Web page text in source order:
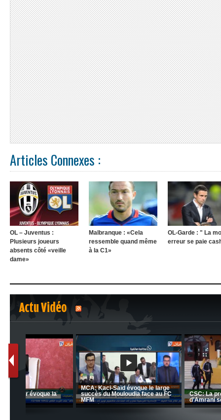
Articles Connexes :
OL – Juventus :
Plusieurs joueurs
absents côté «veille
dame»
Malbranque : «Cela
ressemble quand même
à la C1»
OL-Garde : " La
erreur se paie
Actu Vidéo
1 2
MCA: Kaci-Saïd évoque le
succès du Mouloudia face
MFM
JSK: Brahim Zafour évoque la
situation du club